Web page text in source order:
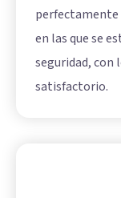
perfectamente
en las que se
seguridad, con
satisfactorio.